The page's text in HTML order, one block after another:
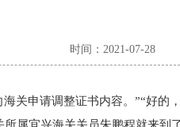
时间：2021-07-28
关申请调整证书内容。”“好的